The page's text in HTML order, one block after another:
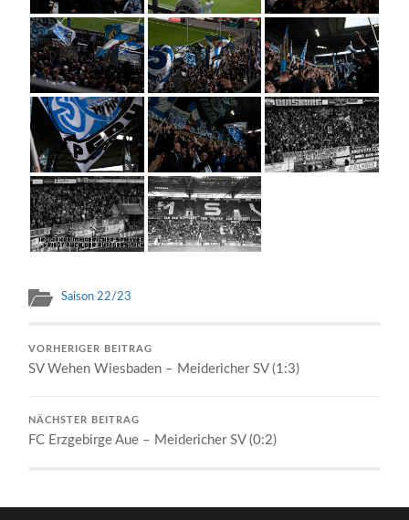
Saison 22/23
VORHERIGER BEITRAG
SV Wehen Wiesbaden – Meidericher SV (1:3)
NÄCHSTER BEITRAG
FC Erzgebirge Aue – Meidericher SV (0:2)